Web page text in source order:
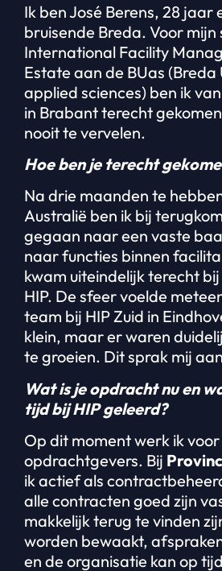
Ik ben José Berens, 28 jaar
bruisende Breda. Voor mijn
International Facility
Estate aan de BUas
applied sciences) ben ik
in Brabant terecht
nooit te vervelen.
Hoe ben je terecht
Na drie maanden te
Australië ben ik bij
gegaan naar een vaste
naar functies binnen
kwam uiteindelijk terecht
HIP. De sfeer voelde
team bij HIP Zuid in
klein, maar er waren
te groeien. Dit sprak mij
Wat is je opdracht nu en
tijd bij HIP geleerd?
Op dit moment werk ik
opdrachtgevers. Bij
ik actief als
alle contracten goed zijn
makkelijk terug te vinden
worden bewaakt,
en de organisatie kan op